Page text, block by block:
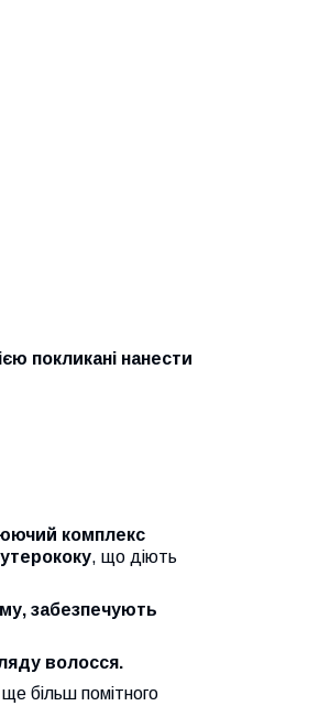
покликані нанести
комплекс
, що діють
забезпечують
волосся.
більш помітного